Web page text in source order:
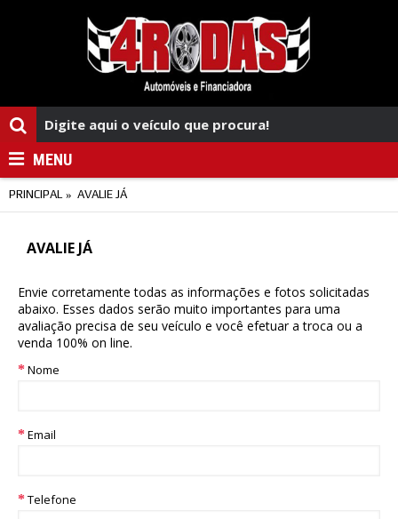
MENU
PRINCIPAL AVALIE JÁ
AVALIE JÁ
Envie corretamente todas as informações e fotos solicitadas
abaixo. Esses dados serão muito importantes para uma
avaliação precisa de seu veículo e você efetuar a troca ou a
venda 100% on line.
Nome
Email
Telefone